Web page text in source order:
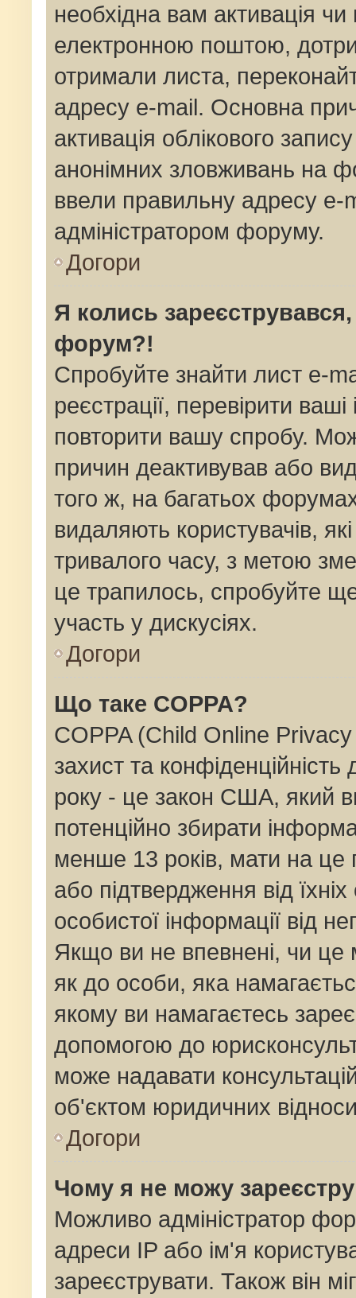
необхідна вам активація
електронною поштою,
отримали листа,
адресу e-mail. Основна
активація облікового
анонімних зловживань на
ввели правильну адресу e-
адміністратором форуму.
Догори
Я колись
форум?!
Спробуйте знайти лист e-
реєстрації, перевірити
повторити вашу спробу.
причин деактивував або
того ж, на багатьох
видаляють користувачів,
тривалого часу, з метою
це трапилось, спробуйте
участь у дискусіях.
Догори
Що таке COPPA?
COPPA (Child Online
захист та конфіденційність
року - це закон США, який
потенційно збирати
менше 13 років, мати на це
або підтвердження від
особистої інформації від
Якщо ви не впевнені, чи
як до особи, яка
якому ви намагаєтесь
допомогою до
може надавати
об'єктом юридичних
Догори
Чому я не можу
Можливо адміністратор
адреси IP або ім'я
зареєструвати. Також він